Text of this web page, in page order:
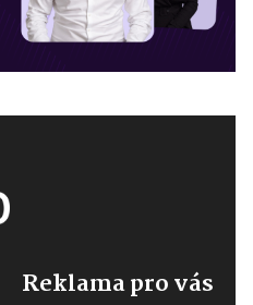
Reklama pro vás